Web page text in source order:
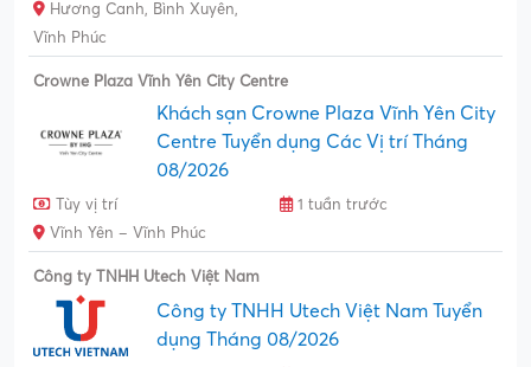
Hương Canh, Bình Xuyên,
Vĩnh Phúc
Crowne Plaza Vĩnh Yên City Centre
Khách sạn Crowne Plaza Vĩnh Yên City
Centre Tuyển dụng Các Vị trí Tháng
08/2026
Tùy vị trí
1 tuần trước
Vĩnh Yên – Vĩnh Phúc
Công ty TNHH Utech Việt Nam
Công ty TNHH Utech Việt Nam Tuyển
dụng Tháng 08/2026